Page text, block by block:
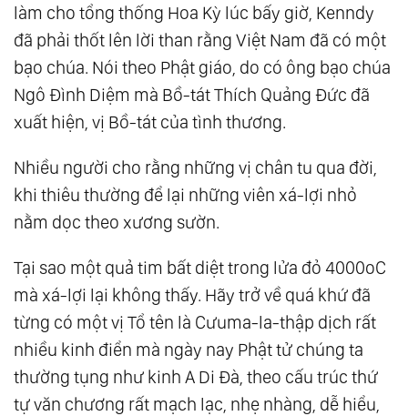
làm cho tổng thống Hoa Kỳ lúc bấy giờ, Kenndy
đã phải thốt lên lời than rằng Việt Nam đã có một
bạo chúa. Nói theo Phật giáo, do có ông bạo chúa
Ngô Đình Diệm mà Bồ-tát Thích Quảng Đức đã
xuất hiện, vị Bồ-tát của tình thương.
Nhiều người cho rằng những vị chân tu qua đời,
khi thiêu thường để lại những viên xá-lợi nhỏ
nằm dọc theo xương sườn.
Tại sao một quả tim bất diệt trong lửa đỏ 4000oC
mà xá-lợi lại không thấy. Hãy trở về quá khứ đã
từng có một vị Tổ tên là Cưuma-la-thập dịch rất
nhiều kinh điển mà ngày nay Phật tử chúng ta
thường tụng như kinh A Di Đà, theo cấu trúc thứ
tự văn chương rất mạch lạc, nhẹ nhàng, dễ hiểu,